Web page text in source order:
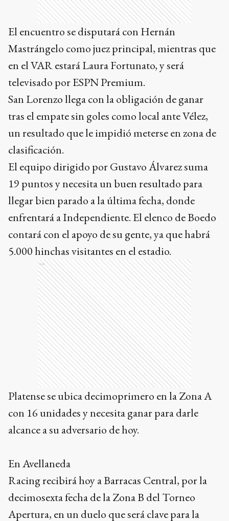
El encuentro se disputará con Hernán
Mastrángelo como juez principal, mientras que
en el VAR estará Laura Fortunato, y será
televisado por ESPN Premium.
San Lorenzo llega con la obligación de ganar
tras el empate sin goles como local ante Vélez,
un resultado que le impidió meterse en zona de
clasificación.
El equipo dirigido por Gustavo Álvarez suma
19 puntos y necesita un buen resultado para
llegar bien parado a la última fecha, donde
enfrentará a Independiente. El elenco de Boedo
contará con el apoyo de su gente, ya que habrá
5.000 hinchas visitantes en el estadio.
Ads
Platense se ubica decimoprimero en la Zona A
con 16 unidades y necesita ganar para darle
alcance a su adversario de hoy.
En Avellaneda
Racing recibirá hoy a Barracas Central, por la
decimosexta fecha de la Zona B del Torneo
Apertura, en un duelo que será clave para la